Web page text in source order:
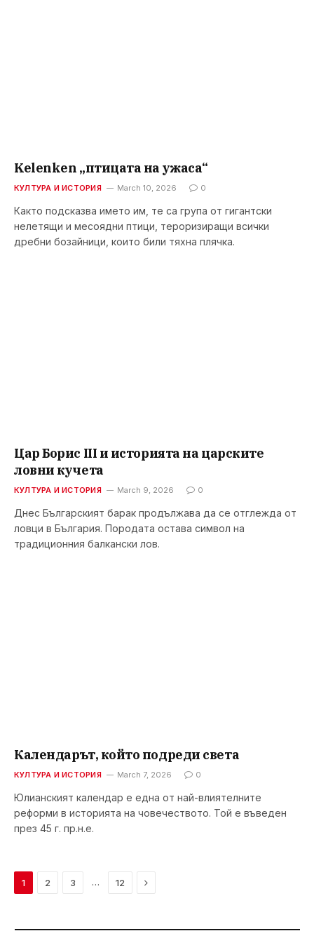
Kelenken „птицата на ужаса“
КУЛТУРА И ИСТОРИЯ March 10, 2026 0
Както подсказва името им, те са група от гигантски
нелетящи и месоядни птици, тероризиращи всички
дребни бозайници, които били тяхна плячка.
Цар Борис III и историята на царските
ловни кучета
КУЛТУРА И ИСТОРИЯ March 9, 2026 0
Днес Българският барак продължава да се отглежда от
ловци в България. Породата остава символ на
традиционния балкански лов.
Календарът, който подреди света
КУЛТУРА И ИСТОРИЯ March 7, 2026 0
Юлианският календар е една от най-влиятелните
реформи в историята на човечеството. Той е въведен
през 45 г. пр.н.е.
1 2 3 … 12 Next